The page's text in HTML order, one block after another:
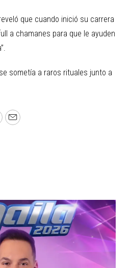
que cuando inició su carrera
a chamanes para que le ayuden
sometía a raros rituales junto a
Email